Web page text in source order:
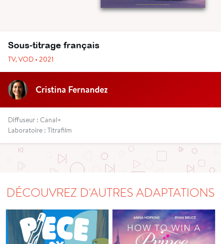
Sous-titrage français
TV, VOD • 2021
Cristina Fernandez
Diffuseur : Canal+
Laboratoire : Titrafilm
DÉCOUVREZ D'AUTRES ADAPTATIONS